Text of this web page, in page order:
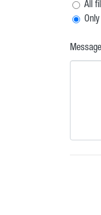
All
Message